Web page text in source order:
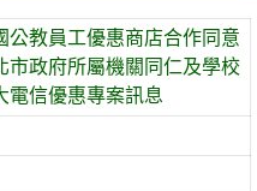
公教員工優惠商店合作同意
市政府所屬機關同仁及學校
電信優惠專案訊息